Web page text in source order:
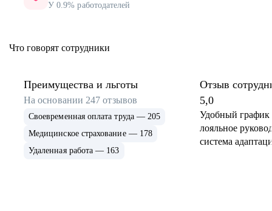
У 0.9% работодателей
Что говорят сотрудники
Преимущества и льготы
На основании 247 отзывов
Своевременная оплата труда — 205
Медицинское страхование — 178
Удаленная работа — 163
Отзыв
5,0
Удобный график
лояльное
система